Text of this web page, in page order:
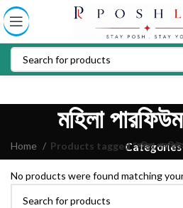
মহিলা
Categories
Home Products tagged “মহিলা পারফিউম
No products were found matching